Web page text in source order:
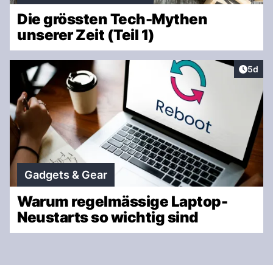
Die grössten Tech-Mythen
unserer Zeit (Teil 1)
5d
Gadgets & Gear
Warum regelmässige Laptop-
Neustarts so wichtig sind